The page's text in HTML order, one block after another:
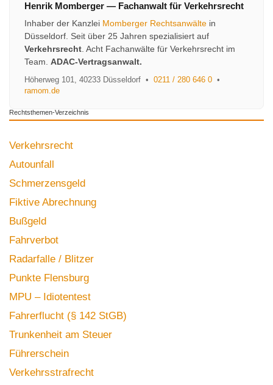
Henrik Momberger — Fachanwalt für Verkehrsrecht
Inhaber der Kanzlei Momberger Rechtsanwälte in
Düsseldorf. Seit über 25 Jahren spezialisiert auf
Verkehrsrecht . Acht Fachanwälte für Verkehrsrecht im
Team. ADAC-Vertragsanwalt.
Höherweg 101, 40233 Düsseldorf • 0211 / 280 646 0 •
ramom.de
Rechtsthemen-Verzeichnis
Verkehrsrecht
Autounfall
Schmerzensgeld
Fiktive Abrechnung
Bußgeld
Fahrverbot
Radarfalle / Blitzer
Punkte Flensburg
MPU – Idiotentest
Fahrerflucht (§ 142 StGB)
Trunkenheit am Steuer
Führerschein
Verkehrsstrafrecht